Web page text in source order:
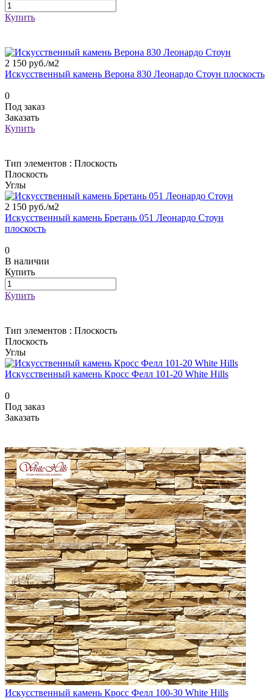
Купить
2 150 руб./м2
Искусственный камень Верона 830 Леонардо Стоун плоскость
0
Под заказ
Заказать
Купить
Тип элементов : Плоскость
Плоскость
Углы
2 150 руб./м2
Искусственный камень Бретань 051 Леонардо Стоун
плоскость
0
В наличии
Купить
Купить
Тип элементов : Плоскость
Плоскость
Углы
Искусственный камень Кросс Фелл 101-20 White Hills
0
Под заказ
Заказать
Искусственный камень Кросс Фелл 100-30 White Hills